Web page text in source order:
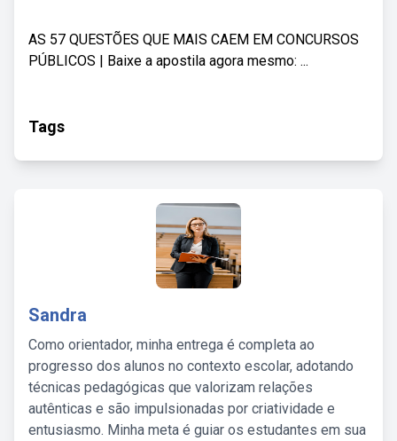
AS 57 QUESTÕES QUE MAIS CAEM EM CONCURSOS
PÚBLICOS | Baixe a apostila agora mesmo: ...
Tags
Sandra
Como orientador, minha entrega é completa ao
progresso dos alunos no contexto escolar, adotando
técnicas pedagógicas que valorizam relações
autênticas e são impulsionadas por criatividade e
entusiasmo. Minha meta é guiar os estudantes em sua